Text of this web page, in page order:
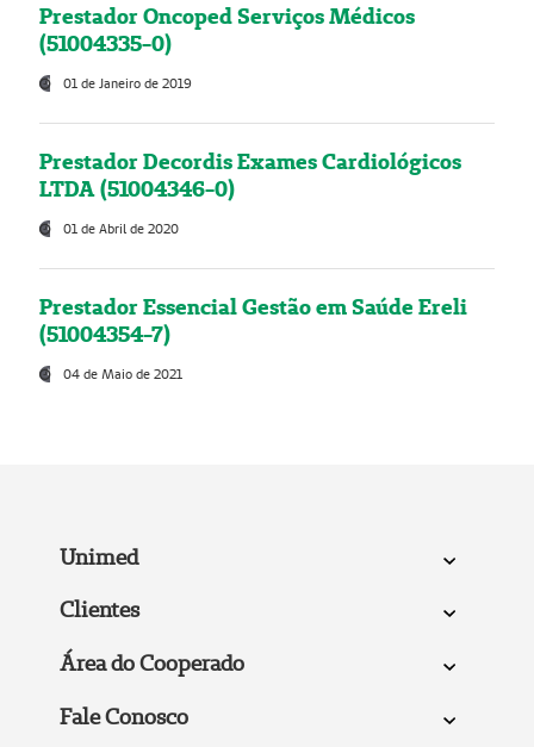
Prestador Oncoped Serviços Médicos
(51004335-0)
01 de Janeiro de 2019
Prestador Decordis Exames Cardiológicos
LTDA (51004346-0)
01 de Abril de 2020
Prestador Essencial Gestão em Saúde Ereli
(51004354-7)
04 de Maio de 2021
Unimed
Clientes
Área do Cooperado
Fale Conosco